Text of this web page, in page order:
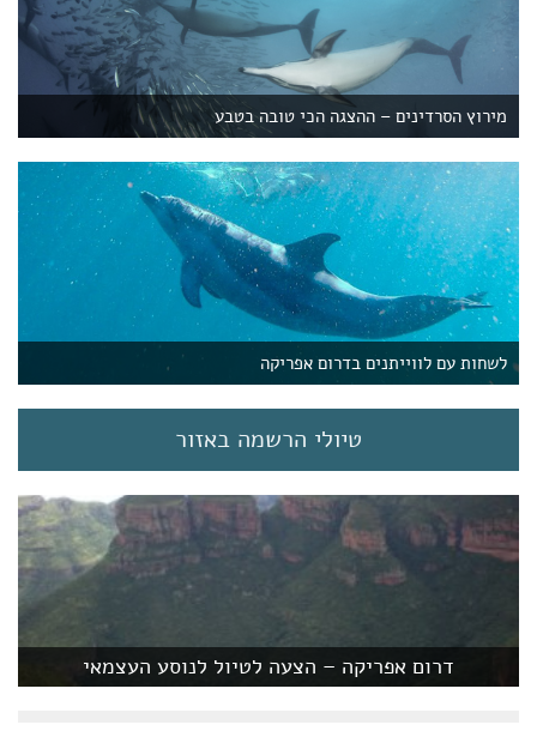
מירוץ הסרדינים – ההצגה הכי טובה בטבע
לשחות עם לווייתנים בדרום אפריקה
טיולי הרשמה באזור
דרום אפריקה – הצעה לטיול לנוסע העצמאי